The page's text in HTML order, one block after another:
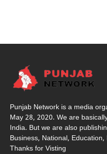
Punjab Network is a media
May 28, 2020. We are
India. But we are also
Business, National,
Thanks for Visting